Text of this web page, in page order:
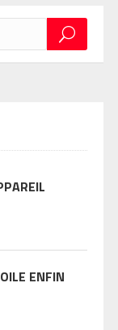
ENFIN